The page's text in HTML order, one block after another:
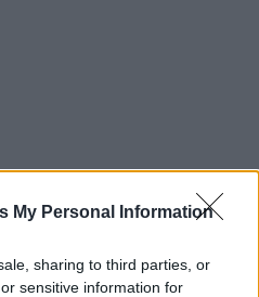
My Personal Information
sharing to third parties, or
sensitive information for